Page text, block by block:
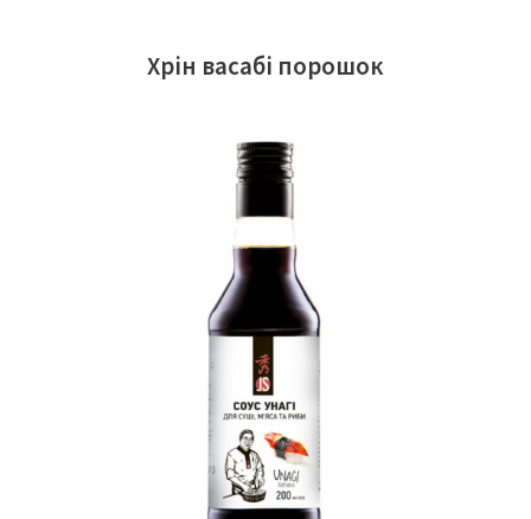
Хрін васабі порошок
ЧИТАТИ ДАЛІ